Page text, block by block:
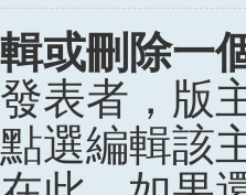
或刪除一
表者，版
選編輯該